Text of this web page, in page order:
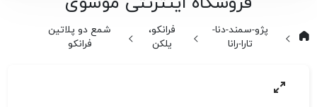
پژو-سمند-دنا-
تارا-رانا
فرانکو،
یلکن
شمع دو پلاتین
فرانکو